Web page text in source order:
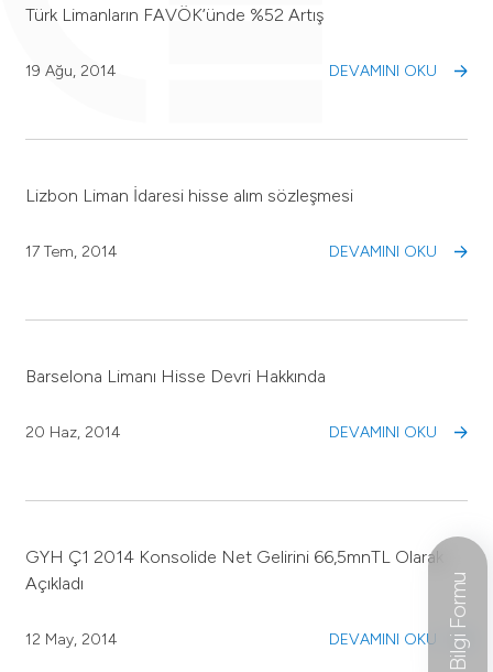
Türk Limanların FAVÖK’ünde %52 Artış
19 Ağu, 2014 DEVAMINI OKU
Lizbon Liman İdaresi hisse alım sözleşmesi
17 Tem, 2014 DEVAMINI OKU
Barselona Limanı Hisse Devri Hakkında
20 Haz, 2014 DEVAMINI OKU
GYH Ç1 2014 Konsolide Net Gelirini 66,5mnTL Olarak
Açıkladı
12 May, 2014 DEVAMINI OKU Bilgi Formu